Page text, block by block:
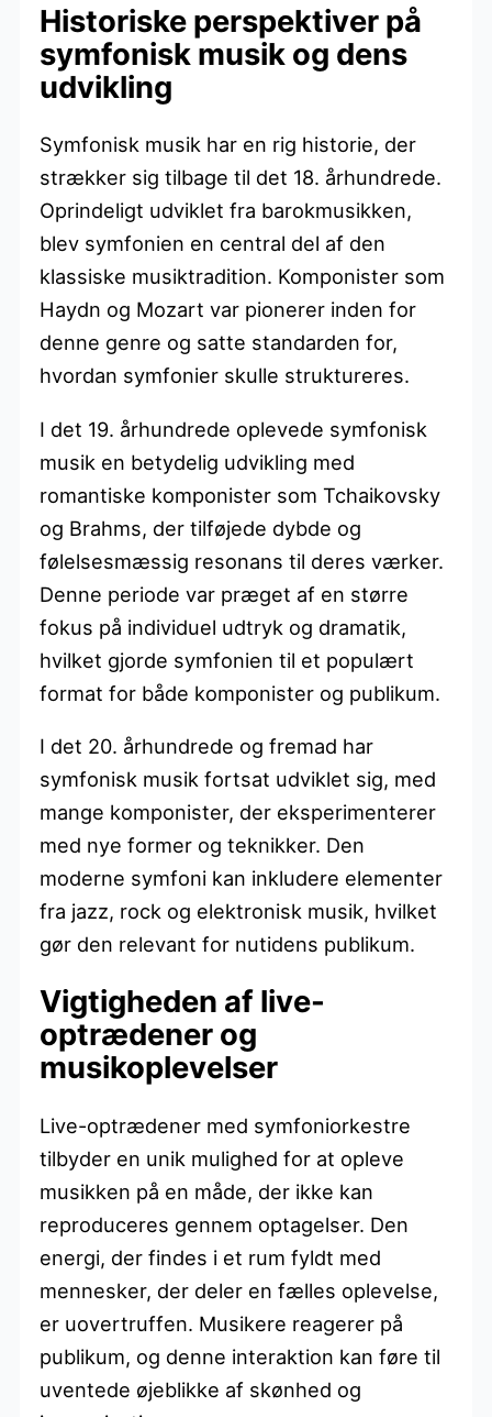
Historiske perspektiver på
symfonisk musik og dens
udvikling
Symfonisk musik har en rig historie, der
strækker sig tilbage til det 18. århundrede.
Oprindeligt udviklet fra barokmusikken,
blev symfonien en central del af den
klassiske musiktradition. Komponister som
Haydn og Mozart var pionerer inden for
denne genre og satte standarden for,
hvordan symfonier skulle struktureres.
I det 19. århundrede oplevede symfonisk
musik en betydelig udvikling med
romantiske komponister som Tchaikovsky
og Brahms, der tilføjede dybde og
følelsesmæssig resonans til deres værker.
Denne periode var præget af en større
fokus på individuel udtryk og dramatik,
hvilket gjorde symfonien til et populært
format for både komponister og publikum.
I det 20. århundrede og fremad har
symfonisk musik fortsat udviklet sig, med
mange komponister, der eksperimenterer
med nye former og teknikker. Den
moderne symfoni kan inkludere elementer
fra jazz, rock og elektronisk musik, hvilket
gør den relevant for nutidens publikum.
Vigtigheden af live-
optrædener og
musikoplevelser
Live-optrædener med symfoniorkestre
tilbyder en unik mulighed for at opleve
musikken på en måde, der ikke kan
reproduceres gennem optagelser. Den
energi, der findes i et rum fyldt med
mennesker, der deler en fælles oplevelse,
er uovertruffen. Musikere reagerer på
publikum, og denne interaktion kan føre til
uventede øjeblikke af skønhed og